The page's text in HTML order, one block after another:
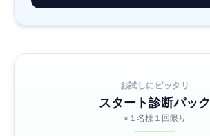
お試しにピッタリ
スタート診断パック
※１名様１回限り